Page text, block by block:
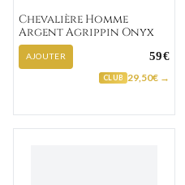
Chevalière Homme
Argent Agrippin Onyx
AJOUTER 59€
CLUB 29,50€ →